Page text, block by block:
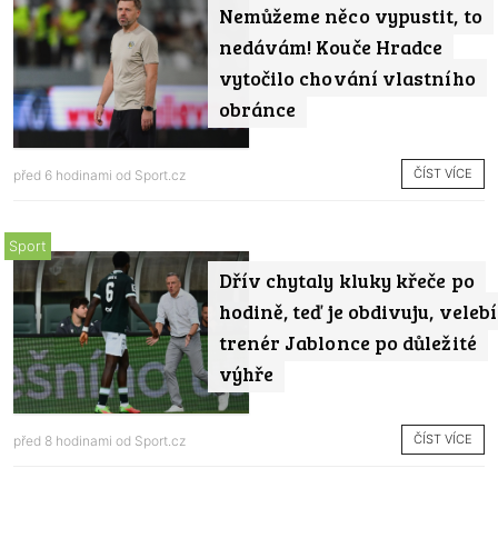
Nemůžeme něco vypustit, to
nedávám! Kouče Hradce
vytočilo chování vlastního
obránce
před 6 hodinami od Sport.cz ČÍST VÍCE
Dřív chytaly kluky křeče po
hodině, teď je obdivuju, velebí
trenér Jablonce po důležité
výhře
Sport
před 8 hodinami od Sport.cz ČÍST VÍCE